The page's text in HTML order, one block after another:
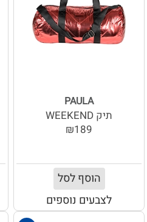
PAULA
תיק WEEKEND
₪189
הוסף לסל
לצבעים נוספים